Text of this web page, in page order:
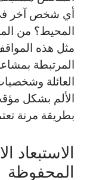
أي شخص آخر في
المحيط؟ من
مثل هذه
المرتبطة
العائلة
الألم بشكل
بطريقة مرنة
الاستبعاد
المحفوظة